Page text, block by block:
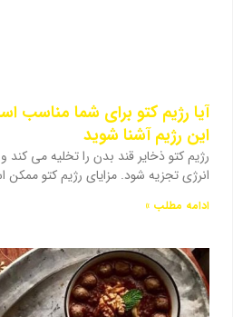
آیا رژیم کتو برای شما مناسب
این رژیم آشنا شوید
رژیم کتو ذخایر قند بدن را تخلیه می
انرژی تجزیه شود. مزایای رژیم کتو
ادامه مطلب »